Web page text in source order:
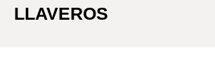
LLAVEROS